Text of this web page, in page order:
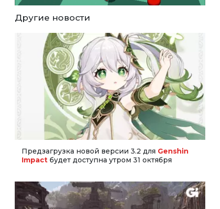
Другие новости
Предзагрузка новой версии 3.2 для Genshin
Impact будет доступна утром 31 октября